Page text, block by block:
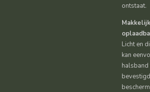
ontstaat.
Licht en
kan